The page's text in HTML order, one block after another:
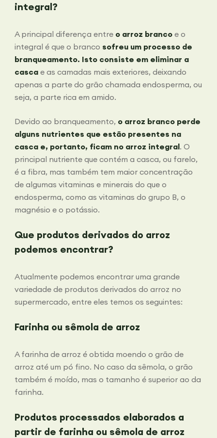
integral?
A principal diferença entre o arroz branco e o
integral é que o branco sofreu um processo de
branqueamento. Isto consiste em eliminar a
casca e as camadas mais exteriores, deixando
apenas a parte do grão chamada endosperma, ou
seja, a parte rica em amido.
Devido ao branqueamento, o arroz branco perde
alguns nutrientes que estão presentes na
casca e, portanto, ficam no arroz integral. O
principal nutriente que contém a casca, ou farelo,
é a fibra, mas também tem maior concentração
de algumas vitaminas e minerais do que o
endosperma, como as vitaminas do grupo B, o
magnésio e o potássio.
Que produtos derivados do arroz
podemos encontrar?
Atualmente podemos encontrar uma grande
variedade de produtos derivados do arroz no
supermercado, entre eles temos os seguintes:
Farinha ou sêmola de arroz
A farinha de arroz é obtida moendo o grão de
arroz até um pó fino. No caso da sêmola, o grão
também é moído, mas o tamanho é superior ao da
farinha.
Produtos processados elaborados a
partir de farinha ou sêmola de arroz